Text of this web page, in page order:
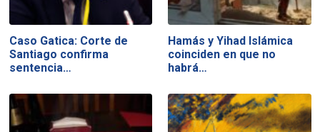
Caso Gatica: Corte de
Santiago confirma
sentencia…
Hamás y Yihad Islámica
coinciden en que no
habrá…